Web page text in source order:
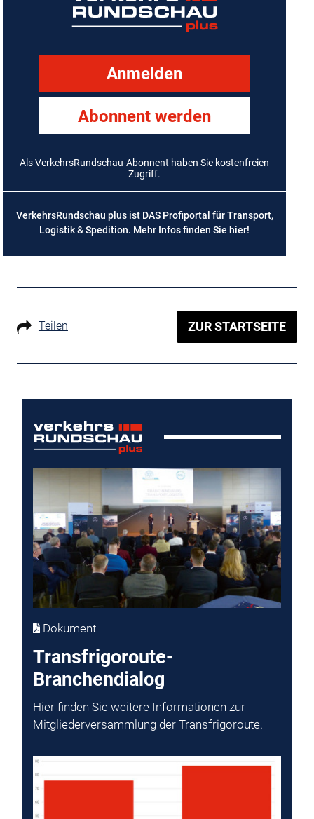
Anmelden
Abonnent werden
Als VerkehrsRundschau-Abonnent haben Sie kostenfreien
Zugriff.
VerkehrsRundschau plus ist DAS Profiportal für Transport,
Logistik & Spedition. Mehr Infos finden Sie hier!
Teilen ZUR STARTSEITE
Dokument
Transfrigoroute-
Branchendialog
Hier finden Sie weitere Informationen zur
Mitgliederversammlung der Transfrigoroute.